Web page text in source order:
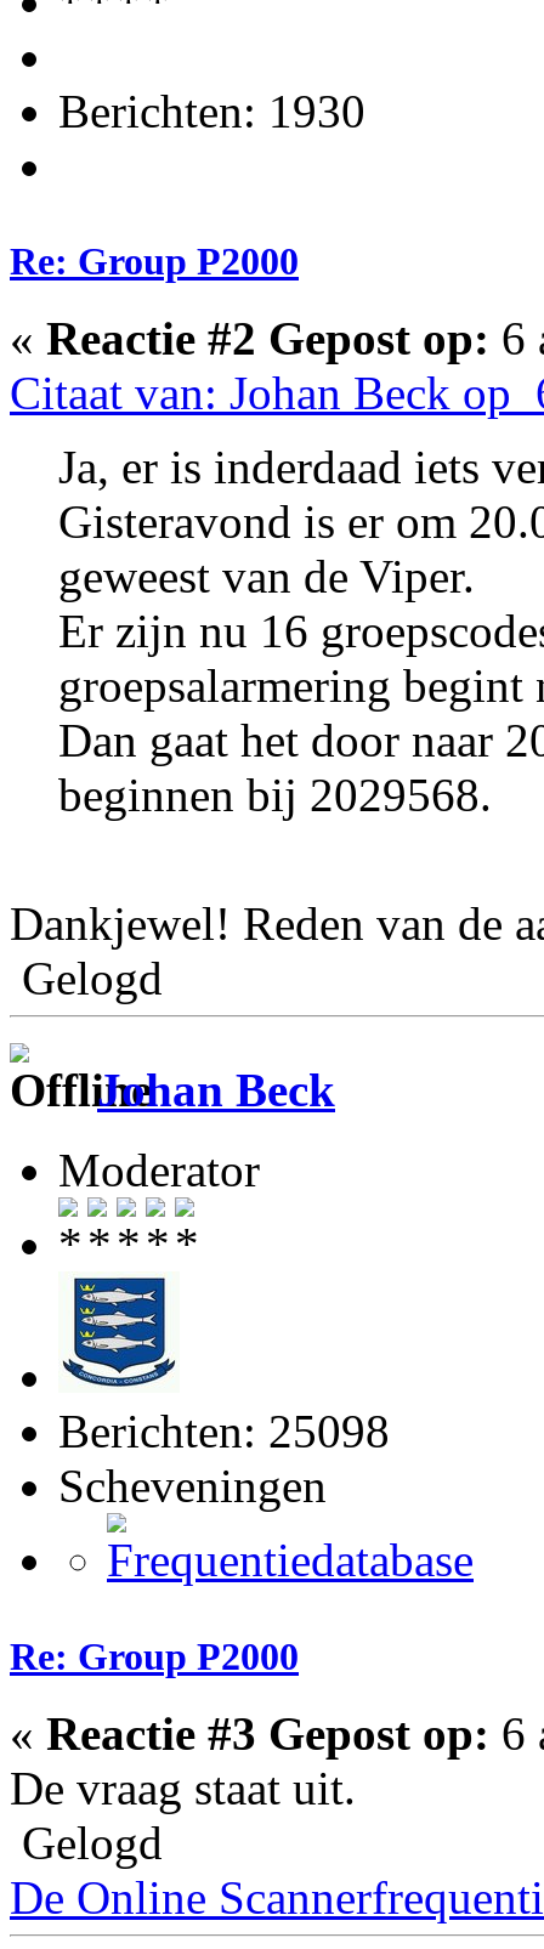
Berichten: 1930
Re: Group P2000
« Reactie #2 Gepost op: 6
Citaat van: Johan Beck op
Ja, er is inderdaad iets
Gisteravond is er om
geweest van de Viper.
Er zijn nu 16
groepsalarmering
Dan gaat het door naar
beginnen bij 2029568.
Dankjewel! Reden van de
Gelogd
Johan Beck
Moderator
Berichten: 25098
Scheveningen
Re: Group P2000
« Reactie #3 Gepost op: 6
De vraag staat uit.
Gelogd
De Online